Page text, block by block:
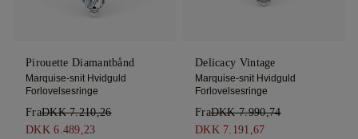
Pirouette Diamantbånd
Marquise-snit Hvidguld
Forlovelsesringe
FraDKK 7.210,26
DKK 6.489,23
Delicacy Vintage
Marquise-snit Hvidguld
Forlovelsesringe
FraDKK 7.990,74
DKK 7.191,67